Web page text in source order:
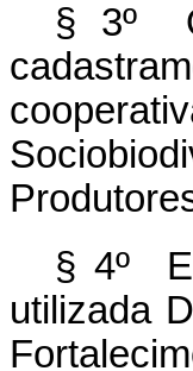
§ 3º
§ 4º
utilizada